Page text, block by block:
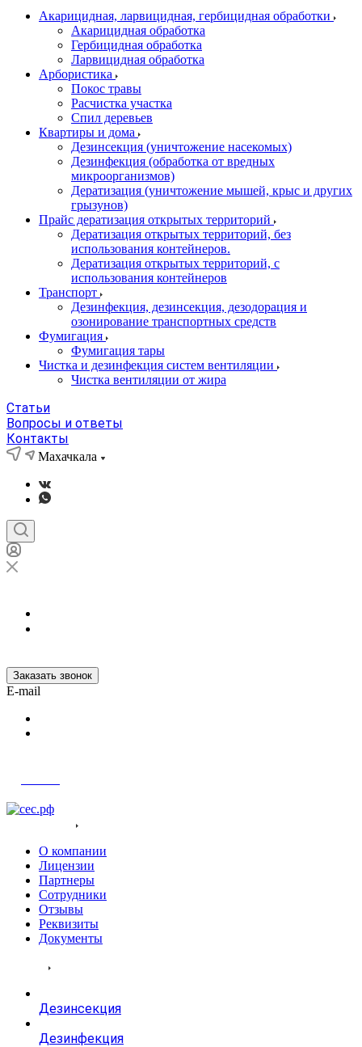
Акарицидная, ларвицидная, гербицидная обработки
Акарицидная обработка
Гербицидная обработка
Ларвицидная обработка
Арбористика
Покос травы
Расчистка участка
Спил деревьев
Квартиры и дома
Дезинсекция (уничтожение насекомых)
Дезинфекция (обработка от вредных
микроорганизмов)
Дератизация (уничтожение мышей, крыс и других
грызунов)
Прайс дератизация открытых территорий
Дератизация открытых территорий, без
использования контейнеров.
Дератизация открытых территорий, с
использования контейнеров
Транспорт
Дезинфекция, дезинсекция, дезодорация и
озонирование транспортных средств
Фумигация
Фумигация тары
Чистка и дезинфекция систем вентиляции
Чистка вентиляции от жира
Статьи
Вопросы и ответы
Контакты
Махачкала
Заказать звонок
E-mail
О компании
Лицензии
Партнеры
Сотрудники
Отзывы
Реквизиты
Документы
Дезинсекция
Дезинфекция